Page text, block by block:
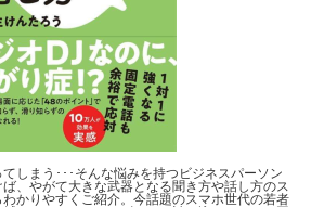
しまう･･･そんな悩みを持つビジネスパーソン
、やがて大きな武器となる聞き方や話し方のス
かりやすくご紹介。今話題のスマホ世代の若者